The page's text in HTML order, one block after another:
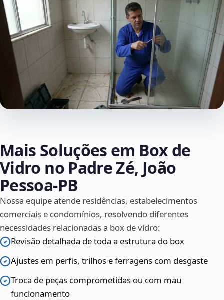
Mais Soluções em Box de
Vidro no Padre Zé, João
Pessoa‑PB
Nossa equipe atende residências, estabelecimentos
comerciais e condomínios, resolvendo diferentes
necessidades relacionadas a box de vidro:
Revisão detalhada de toda a estrutura do box
Ajustes em perfis, trilhos e ferragens com desgaste
Troca de peças comprometidas ou com mau
funcionamento